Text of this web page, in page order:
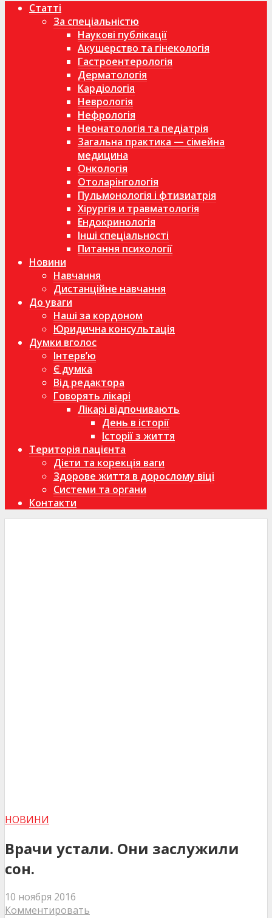
Статті
За спеціальністю
Наукові публікації
Акушерство та гінекологія
Гастроентерологія
Дерматологія
Кардіологія
Неврологія
Нефрологія
Неонатологія та педіатрія
Загальна практика — сімейна
медицина
Онкологія
Отоларінгологія
Пульмонологія і фтизиатрія
Хірургія и травматологія
Ендокринологія
Інші спеціальності
Питання психології
Новини
Навчання
Дистанційне навчання
До уваги
Наші за кордоном
Юридична консультація
Думки вголос
Інтерв’ю
Є думка
Від редактора
Говорять лікарі
Лікарі відпочивають
День в історії
Історії з життя
Територія пацієнта
Дієти та корекція ваги
Здорове життя в дорослому віці
Системи та органи
Контакти
НОВИНИ
Врачи устали. Они заслужили
сон.
10 ноября 2016
Комментировать